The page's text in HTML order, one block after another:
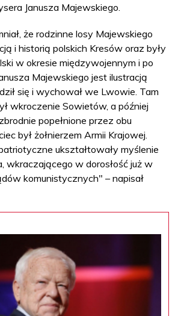
Janusza Majewskiego.
że rodzinne losy Majewskiego
i historią polskich Kresów oraz były
w okresie międzywojennym i po
Majewskiego jest ilustracją
się i wychował we Lwowie. Tam
wkroczenie Sowietów, a później
popełnione przez obu
był żołnierzem Armii Krajowej.
ukształtowały myślenie
wkraczającego w dorosłość już w
komunistycznych" – napisał